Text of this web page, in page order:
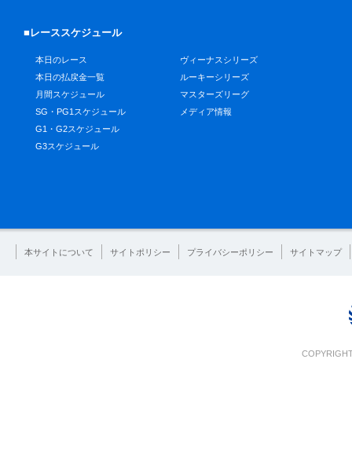
■レーススケジュール
本日のレース
本日の払戻金一覧
月間スケジュール
SG・PG1スケジュール
G1・G2スケジュール
G3スケジュール
ヴィーナスシリーズ
ルーキーシリーズ
マスターズリーグ
メディア情報
本サイトについて サイトポリシー プライバシーポリシー サイトマップ